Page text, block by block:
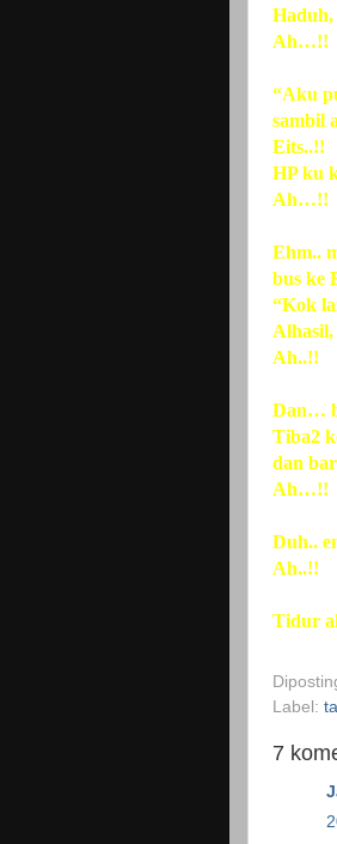
Ah…!!
“Aku
sambil
Eits..!!
HP ku
Ah…!!
Ehm..
bus ke
“Kok
Ah..!!
Dan…
Tiba2
dan
Ah…!!
Duh..
Ah..!!
Tidur
Label:
7